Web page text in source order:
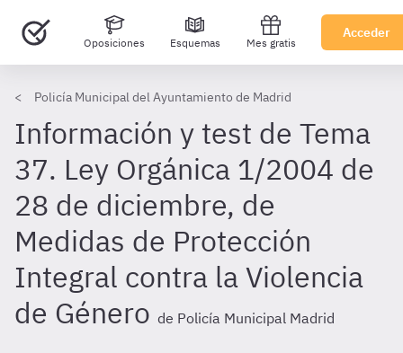
Oposiciones Esquemas Mes gratis
Acceder
Policía Municipal del Ayuntamiento de Madrid
Información y test de Tema
37. Ley Orgánica 1/2004 de
28 de diciembre, de
Medidas de Protección
Integral contra la Violencia
de Género de Policía Municipal Madrid